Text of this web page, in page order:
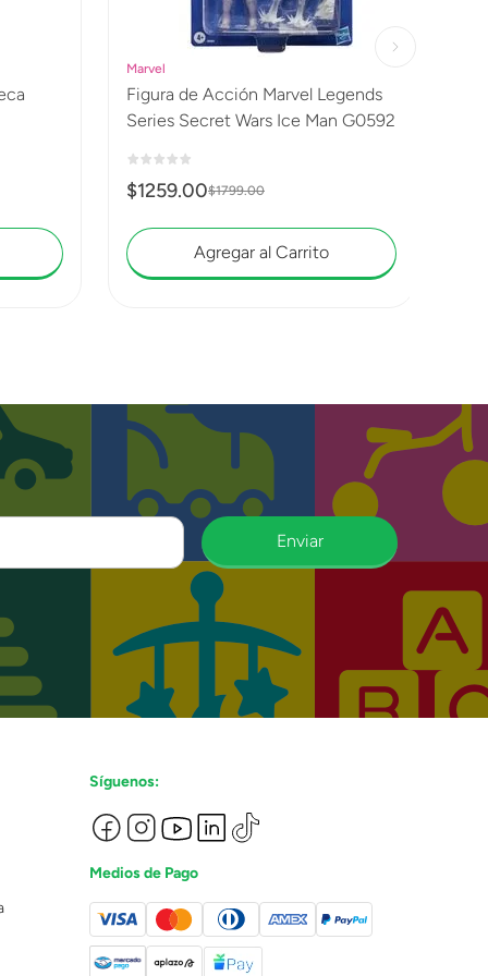
Marvel
Figura de Acción Marvel Legends
Series Secret Wars Ice Man G0592
$1259.00$1799.00
Agregar al Carrito
Enviar
Síguenos:
Medios de Pago